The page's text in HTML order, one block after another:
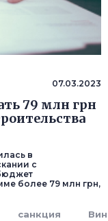
07.03.2023
79 млн грн
в
с
более 79 млн грн,
санкция